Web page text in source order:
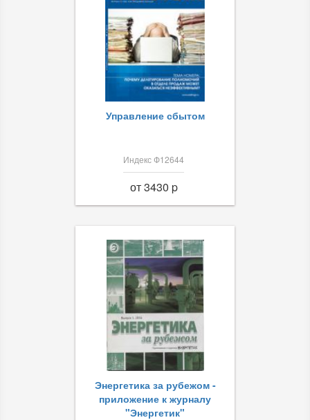
Управление сбытом
Индекс Ф12644
от 3430 p
Энергетика за рубежом -
приложение к журналу
"Энергетик"